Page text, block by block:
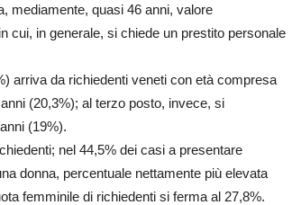
mediamente, quasi 46 anni, valore
cui, in generale, si chiede un prestito personale
arriva da richiedenti veneti con età compresa
(20,3%); al terzo posto, invece, si
(19%).
nel 44,5% dei casi a presentare
donna, percentuale nettamente più elevata
femminile di richiedenti si ferma al 27,8%.